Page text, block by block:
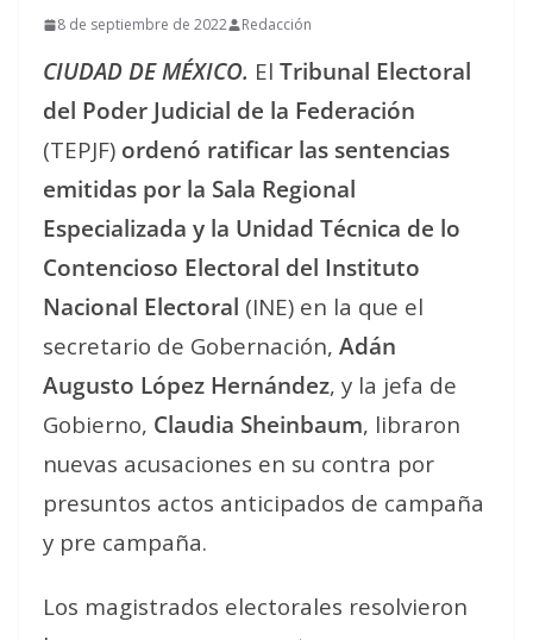
8 de septiembre de 2022 Redacción
CIUDAD DE MÉXICO. El Tribunal Electoral
del Poder Judicial de la Federación
(TEPJF) ordenó ratificar las sentencias
emitidas por la Sala Regional
Especializada y la Unidad Técnica de lo
Contencioso Electoral del Instituto
Nacional Electoral (INE) en la que el
secretario de Gobernación, Adán
Augusto López Hernández, y la jefa de
Gobierno, Claudia Sheinbaum, libraron
nuevas acusaciones en su contra por
presuntos actos anticipados de campaña
y pre campaña.
Los magistrados electorales resolvieron